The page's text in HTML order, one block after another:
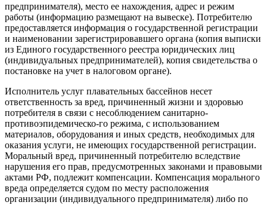
предпринимателя), место ее нахождения, адрес и режим
работы (информацию размещают на вывеске). Потребителю
предоставляется информация о государственной регистрации
и наименовании зарегистрировавшего органа (копия выписки
из Единого государственного реестра юридических лиц
(индивидуальных предпринимателей), копия свидетельства о
постановке на учет в налоговом органе).
Исполнитель услуг плавательных бассейнов несет
ответственность за вред, причиненный жизни и здоровью
потребителя в связи с несоблюдением санитарно-
противоэпидемическо-го режима, с использованием
материалов, оборудования и иных средств, необходимых для
оказания услуги, не имеющих государственной регистрации.
Моральный вред, причиненный потребителю вследствие
нарушения его прав, предусмотренных законами и правовыми
актами РФ, подлежит компенсации. Компенсация морального
вреда определяется судом по месту расположения
организации (индивидуального предпринимателя) либо по